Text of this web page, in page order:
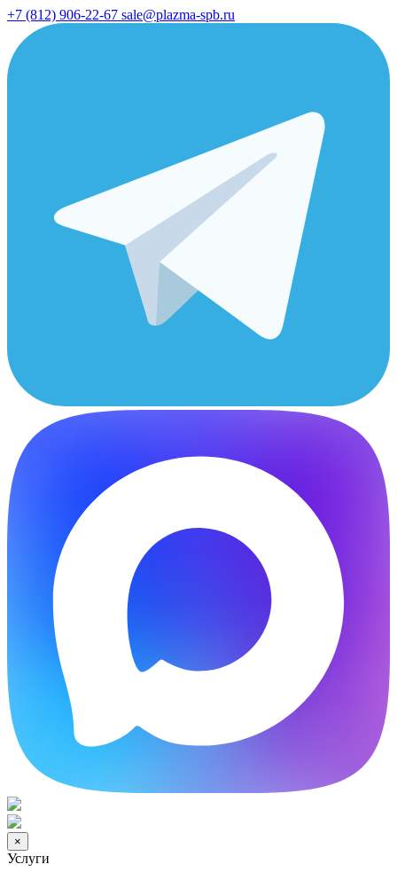
+7 (812) 906-22-67 sale@plazma-spb.ru
×
Услуги